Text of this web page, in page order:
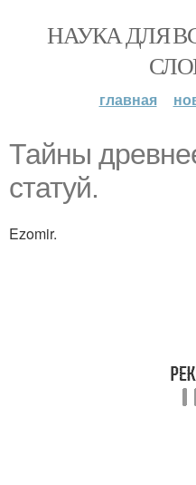
НАУКА ДЛЯ
главная
Тайны
статуй.
Ezomir.